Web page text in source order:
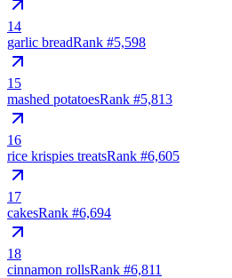
14
garlic breadRank #5,598
15
mashed potatoesRank #5,813
16
rice krispies treatsRank #6,605
17
cakesRank #6,694
18
cinnamon rollsRank #6,811